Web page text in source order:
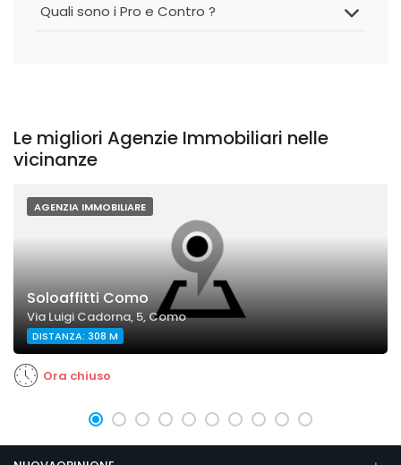
Quali sono i Pro e Contro ?
Le migliori Agenzie Immobiliari nelle
vicinanze
AGENZIA IMMOBILIARE
Soloaffitti Como
Via Luigi Cadorna, 5, Como
DISTANZA: 308 M
Ora chiuso